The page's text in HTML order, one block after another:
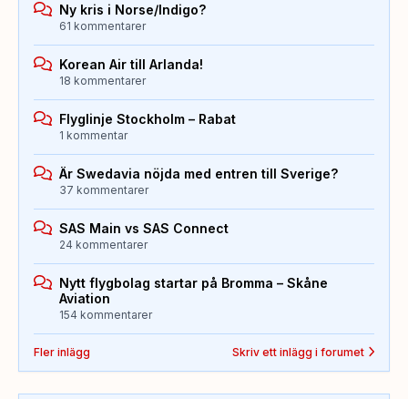
Ny kris i Norse/Indigo?
61 kommentarer
Korean Air till Arlanda!
18 kommentarer
Flyglinje Stockholm – Rabat
1 kommentar
Är Swedavia nöjda med entren till Sverige?
37 kommentarer
SAS Main vs SAS Connect
24 kommentarer
Nytt flygbolag startar på Bromma – Skåne
Aviation
154 kommentarer
Fler inlägg Skriv ett inlägg i forumet